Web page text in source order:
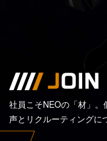
JOIN
社員こそNEOの「材」
声とリクルーティングに